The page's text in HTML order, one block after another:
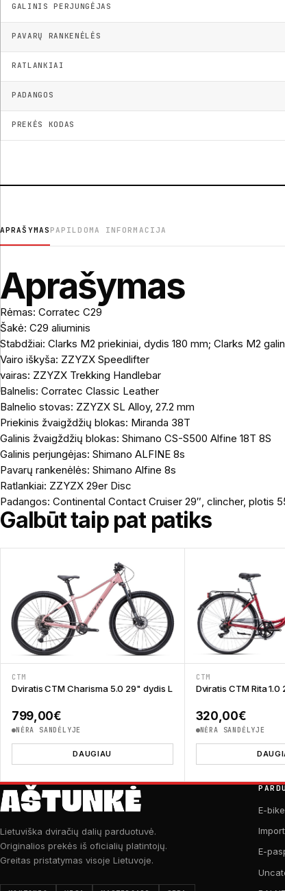
GALINIS PERJUNGĖJAS
PAVARŲ RANKENĖLĖS
RATLANKIAI
PADANGOS
PREKĖS KODAS
APRAŠYMAS PAPILDOMA INFORMACIJA
Aprašymas
Rėmas: Corratec C29
Šakė: C29 aliuminis
Stabdžiai: Clarks M2 priekiniai, dydis 180 mm; Clarks M2
Vairo iškyša: ZZYZX Speedlifter
vairas: ZZYZX Trekking Handlebar
Balnelis: Corratec Classic Leather
Balnelio stovas: ZZYZX SL Alloy, 27.2 mm
Priekinis žvaigždžių blokas: Miranda 38T
Galinis žvaigždžių blokas: Shimano CS-S500 Alfine 18T 8S
Galinis perjungėjas: Shimano ALFINE 8s
Pavarų rankenėlės: Shimano Alfine 8s
Ratlankiai: ZZYZX 29er Disc
Padangos: Continental Contact Cruiser 29″, clincher, plotis
Galbūt taip pat patiks
CTM
Dviratis CTM Charisma 5.0 29" dydis L
799,00€
NĖRA SANDĖLYJE
DAUGIAU
CTM
Dviratis CTM Rita 1.0
320,00€
NĖRA SANDĖLYJE
Lietuviška dviračių dalių parduotuvė.
Originalios prekės iš oficialių platintojų.
Greitas pristatymas visoje Lietuvoje.
E-
E-